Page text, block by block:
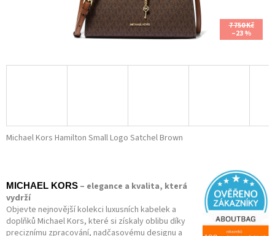
7 750 Kč
–23 %
Michael Kors Hamilton Small Logo Satchel Brown
MICHAEL KORS – elegance a kvalita, která
vydrží
Objevte nejnovější kolekci luxusních kabelek a
doplňků Michael Kors, které si získaly oblibu díky
preciznímu zpracování, nadčasovému designu a